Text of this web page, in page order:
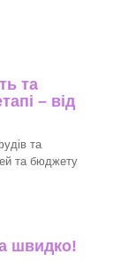
та
– від
та
та бюджету
швидко!